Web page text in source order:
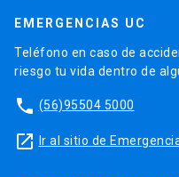
EMERGENCIAS UC
Teléfono en caso de
riesgo tu vida dentro de
phone (56)95504 5000
launch Ir al sitio de